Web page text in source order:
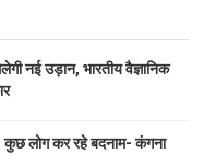
नई उड़ान, भारतीय वैज्ञानिक
लोग कर रहे बदनाम- कंगना